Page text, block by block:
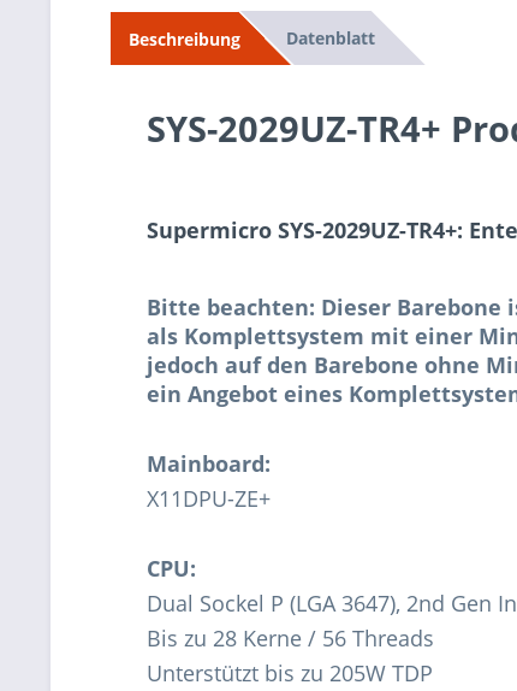
Beschreibung Datenblatt
SYS-2029UZ-TR4+
Supermicro SYS-2029UZ-TR4+:
Bitte beachten: Dieser
als Komplettsystem mit einer
jedoch auf den Barebone ohne
ein Angebot eines
Mainboard:
X11DPU-ZE+
CPU:
Dual Sockel P (LGA 3647), 2nd
Bis zu 28 Kerne / 56 Threads
Unterstützt bis zu 205W TDP